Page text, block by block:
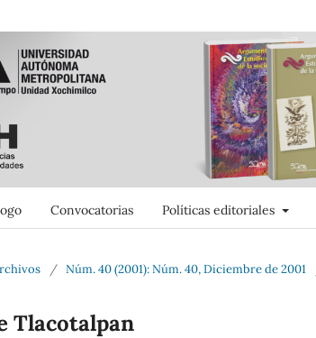
Convocatorias Políticas editoriales
/ Núm. 40 (2001): Núm. 40, Diciembre de 2001
Tlacotalpan